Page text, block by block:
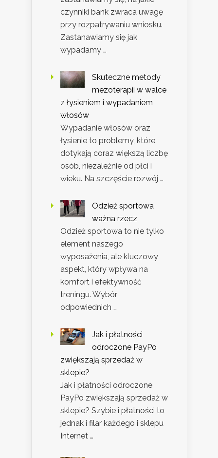
czynniki bank zwraca uwagę
przy rozpatrywaniu wniosku.
Zastanawiamy się jak
wypadamy …
Skuteczne metody
mezoterapii w walce
z łysieniem i wypadaniem
włosów
Wypadanie włosów oraz
łysienie to problemy, które
dotykają coraz większą liczbę
osób, niezależnie od płci i
wieku. Na szczęście rozwój …
Odzież sportowa
ważna rzecz
Odzież sportowa to nie tylko
element naszego
wyposażenia, ale kluczowy
aspekt, który wpływa na
komfort i efektywność
treningu. Wybór
odpowiednich …
Jak i płatności
odroczone PayPo
zwiększają sprzedaż w
sklepie?
Jak i płatności odroczone
PayPo zwiększają sprzedaż w
sklepie? Szybie i płatności to
jednak i filar każdego i sklepu
Internet …